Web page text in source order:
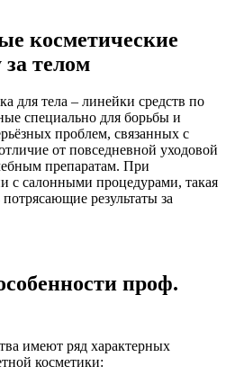
косметические
за телом
для тела – линейки средств по
специально для борьбы и
проблем, связанных с
от повседневной уходовой
препаратам. При
с салонными процедурами, такая
результаты за
проф.
имеют ряд характерных
косметики: